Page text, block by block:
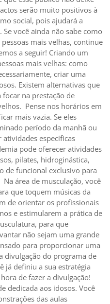
serão muito positivos à
social, pois ajudará a
você ainda não sabe como
mais velhas, continue
a seguir! Criando um
mais velhas: como
criar uma
Existem alternativas que
na prestação de
Pense nos horários em
mais vazia. Se eles
período da manhã ou
específicas
pode oferecer atividades
pilates, hidroginástica,
de funcional exclusivo para
Na área de musculação, você
que toquem músicas da
de orientar os profissionais
e estimularem a prática de
para que
não sejam uma grande
para proporcionar uma
divulgação do programa de
já definiu a sua estratégia
de fazer a divulgação!
dedicada aos idosos. Você
das aulas